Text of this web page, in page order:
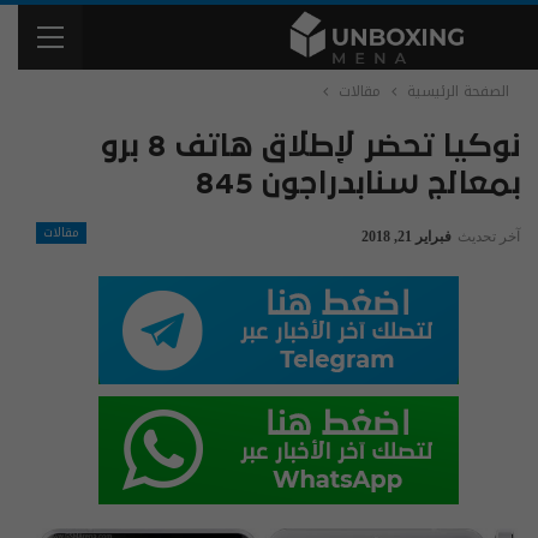
الصفحة الرئيسية مقالات
نوكيا تحضر لإطلاق هاتف 8 برو
بمعالج سنابدراجون 845
مقالات آخر تحديث فبراير 21, 2018